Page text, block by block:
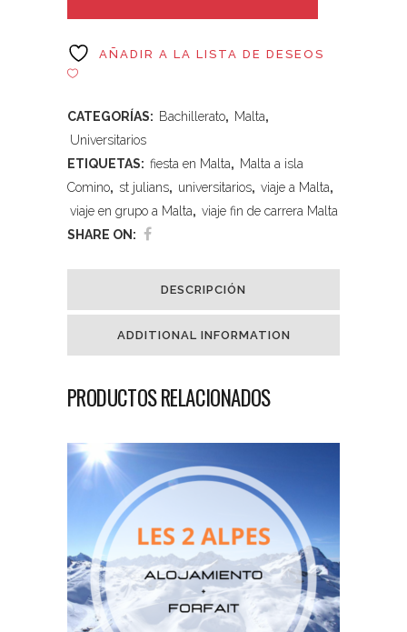
AÑADIR A LA LISTA DE DESEOS
CATEGORÍAS: Bachillerato, Malta,
Universitarios
ETIQUETAS: fiesta en Malta, Malta a isla
Comino, st julians, universitarios, viaje a Malta,
viaje en grupo a Malta, viaje fin de carrera Malta
SHARE ON:
DESCRIPCIÓN
ADDITIONAL INFORMATION
PRODUCTOS RELACIONADOS